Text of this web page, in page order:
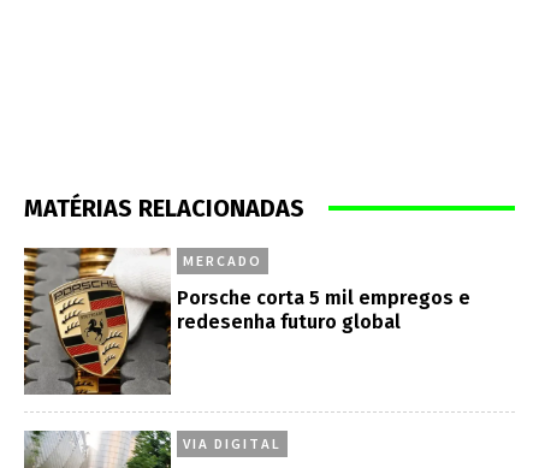
MATÉRIAS RELACIONADAS
MERCADO
Porsche corta 5 mil empregos e
redesenha futuro global
VIA DIGITAL